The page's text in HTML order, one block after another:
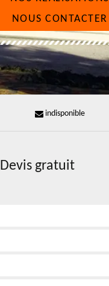
NOUS CONTACTER
indisponible
Devis gratuit